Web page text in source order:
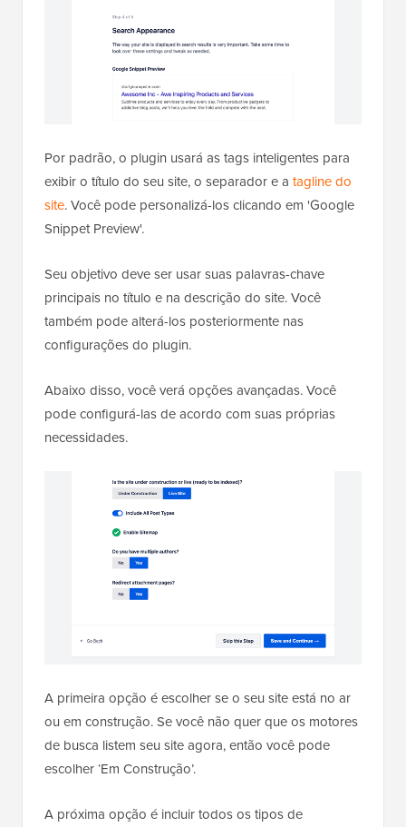
Por padrão, o plugin usará as tags inteligentes para
exibir o título do seu site, o separador e a tagline do
site. Você pode personalizá-los clicando em 'Google
Snippet Preview'.
Seu objetivo deve ser usar suas palavras-chave
principais no título e na descrição do site. Você
também pode alterá-los posteriormente nas
configurações do plugin.
Abaixo disso, você verá opções avançadas. Você
pode configurá-las de acordo com suas próprias
necessidades.
A primeira opção é escolher se o seu site está no ar
ou em construção. Se você não quer que os motores
de busca listem seu site agora, então você pode
escolher ‘Em Construção’.
A próxima opção é incluir todos os tipos de